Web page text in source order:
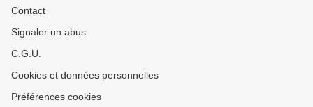
Contact
Signaler un abus
C.G.U.
Cookies et données personnelles
Préférences cookies